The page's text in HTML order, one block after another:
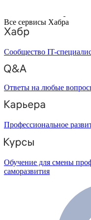
Все сервисы Хабра
Сообщество IT-
Ответы на любые
Профессиональное
Обучение для смены
саморазвития